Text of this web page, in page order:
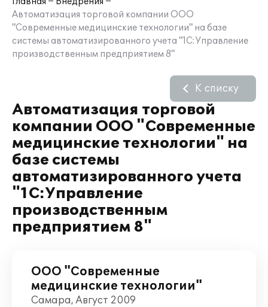
Автоматизация торговой компании ООО
"Современные медицинские технологии" на базе
системы автоматизированного учета "1С:Управление
производственным предприятием 8"
Автоматизация торговой
компании ООО "Современные
медицинские технологии" на
базе системы
автоматизированного учета
"1С:Управление
производственным
предприятием 8"
К списку
ООО "Современные
медицинские технологии"
Самара, Август 2009